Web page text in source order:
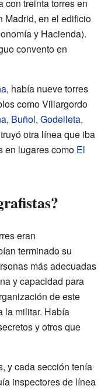
con treinta torres en
Madrid, en el edificio
y Hacienda).
convento en
, había nueve torres
como Villargordo
, Buñol, Godelleta,
otra línea que iba
en lugares como El
eran
terminado su
más adecuadas
y capacidad para
de este
la militar. Había
y otros que
y cada sección tenía
inspectores de línea